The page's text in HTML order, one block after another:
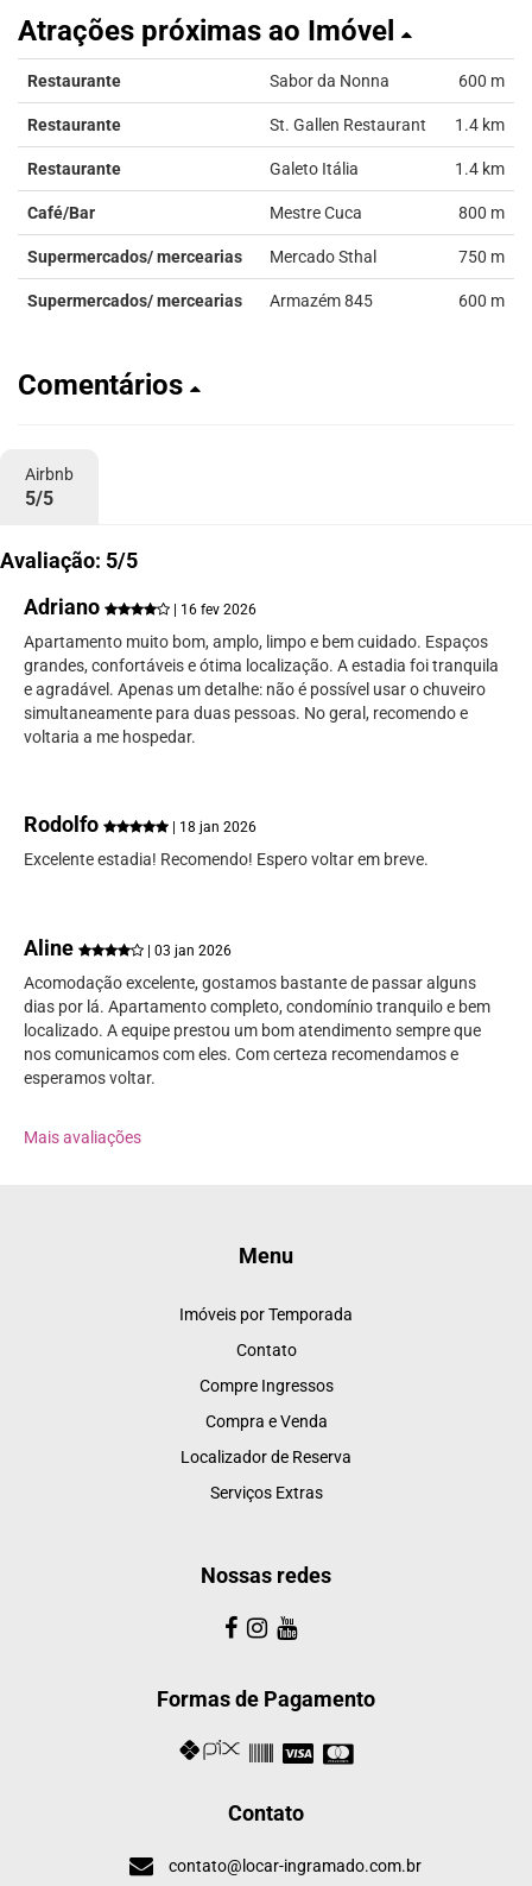
Atrações próximas ao Imóvel
Restaurante Sabor da Nonna 600 m
Restaurante St. Gallen Restaurant 1.4 km
Restaurante Galeto Itália 1.4 km
Café/Bar Mestre Cuca 800 m
Supermercados/ mercearias Mercado Sthal 750 m
Supermercados/ mercearias Armazém 845 600 m
Comentários
Airbnb
5/5
Avaliação: 5/5
Adriano
| 16 fev 2026
Apartamento muito bom, amplo, limpo e bem cuidado. Espaços
grandes, confortáveis e ótima localização. A estadia foi tranquila
e agradável. Apenas um detalhe: não é possível usar o chuveiro
simultaneamente para duas pessoas. No geral, recomendo e
voltaria a me hospedar.
Rodolfo | 18 jan 2026
Excelente estadia! Recomendo! Espero voltar em breve.
Aline | 03 jan 2026
Acomodação excelente, gostamos bastante de passar alguns
dias por lá. Apartamento completo, condomínio tranquilo e bem
localizado. A equipe prestou um bom atendimento sempre que
nos comunicamos com eles. Com certeza recomendamos e
esperamos voltar.
Mais avaliações
Menu
Imóveis por Temporada
Contato
Compre Ingressos
Compra e Venda
Localizador de Reserva
Serviços Extras
Nossas redes
Formas de Pagamento
Contato
contato@locar-ingramado.com.br